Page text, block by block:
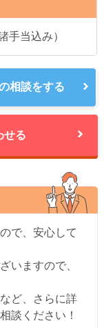
手当込み）
相談をする
せる
で、安心して
いますので、
ど、さらに詳
談ください！